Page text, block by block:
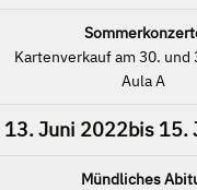
Kartenverkauf am 30. und
Aula A
13. Juni 2022bis 15.
Mündliches